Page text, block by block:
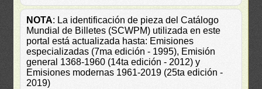
NOTA: La identificación de pieza del Catálogo
Mundial de Billetes (SCWPM) utilizada en este
portal está actualizada hasta: Emisiones
especializadas (7ma edición - 1995), Emisión
general 1368-1960 (14ta edición - 2012) y
Emisiones modernas 1961-2019 (25ta edición -
2019)